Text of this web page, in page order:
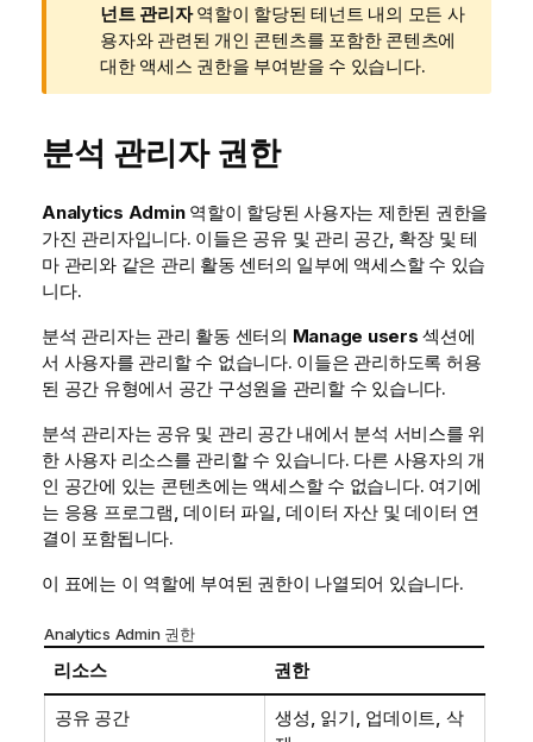
고
메
모
넌트 관리자역할이 할당된 테넌트 내의 모든 사
용자와 관련된 개인 콘텐츠를 포함한 콘텐츠에
대한 액세스 권한을 부여받을 수 있습니다.
분석 관리자 권한
Analytics Admin역할이 할당된 사용자는 제한된 권한을
가진 관리자입니다. 이들은 공유 및 관리 공간, 확장 및 테
마 관리와 같은 관리 활동 센터의 일부에 액세스할 수 있습
니다.
분석 관리자는 관리 활동 센터의 Manage users 섹션에
서 사용자를 관리할 수 없습니다. 이들은 관리하도록 허용
된 공간 유형에서 공간 구성원을 관리할 수 있습니다.
분석 관리자는 공유 및 관리 공간 내에서 분석 서비스를 위
한 사용자 리소스를 관리할 수 있습니다. 다른 사용자의 개
인 공간에 있는 콘텐츠에는 액세스할 수 없습니다. 여기에
는 응용 프로그램, 데이터 파일, 데이터 자산 및 데이터 연
결이 포함됩니다.
이 표에는 이 역할에 부여된 권한이 나열되어 있습니다.
Analytics Admin 권한
리소스 권한
공유 공간
생성, 읽기, 업데이트, 삭